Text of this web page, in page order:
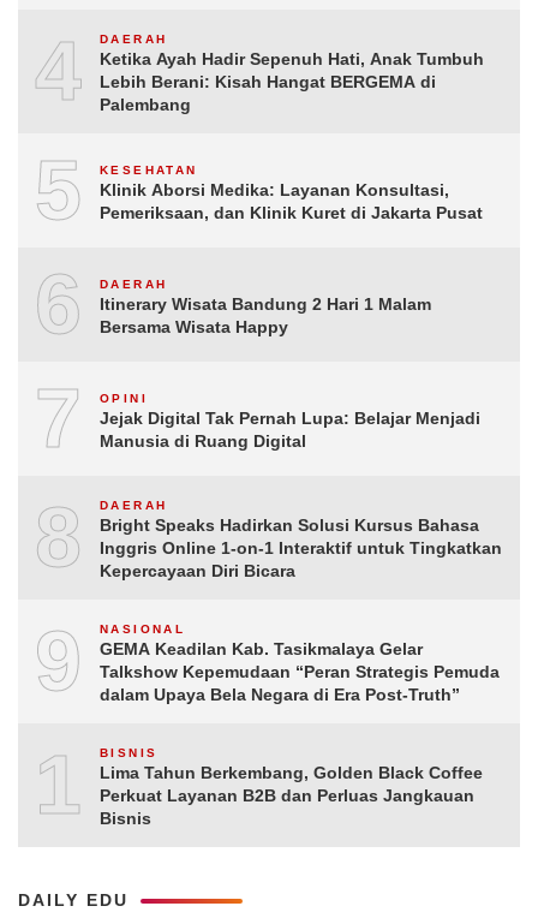
4 DAERAH
Ketika Ayah Hadir Sepenuh Hati, Anak Tumbuh
Lebih Berani: Kisah Hangat BERGEMA di
Palembang
5 KESEHATAN
Klinik Aborsi Medika: Layanan Konsultasi,
Pemeriksaan, dan Klinik Kuret di Jakarta Pusat
6 DAERAH
Itinerary Wisata Bandung 2 Hari 1 Malam
Bersama Wisata Happy
7 OPINI
Jejak Digital Tak Pernah Lupa: Belajar Menjadi
Manusia di Ruang Digital
8 DAERAH
Bright Speaks Hadirkan Solusi Kursus Bahasa
Inggris Online 1-on-1 Interaktif untuk Tingkatkan
Kepercayaan Diri Bicara
9 NASIONAL
GEMA Keadilan Kab. Tasikmalaya Gelar
Talkshow Kepemudaan “Peran Strategis Pemuda
dalam Upaya Bela Negara di Era Post-Truth”
10BISNIS
Lima Tahun Berkembang, Golden Black Coffee
Perkuat Layanan B2B dan Perluas Jangkauan
Bisnis
DAILY EDU